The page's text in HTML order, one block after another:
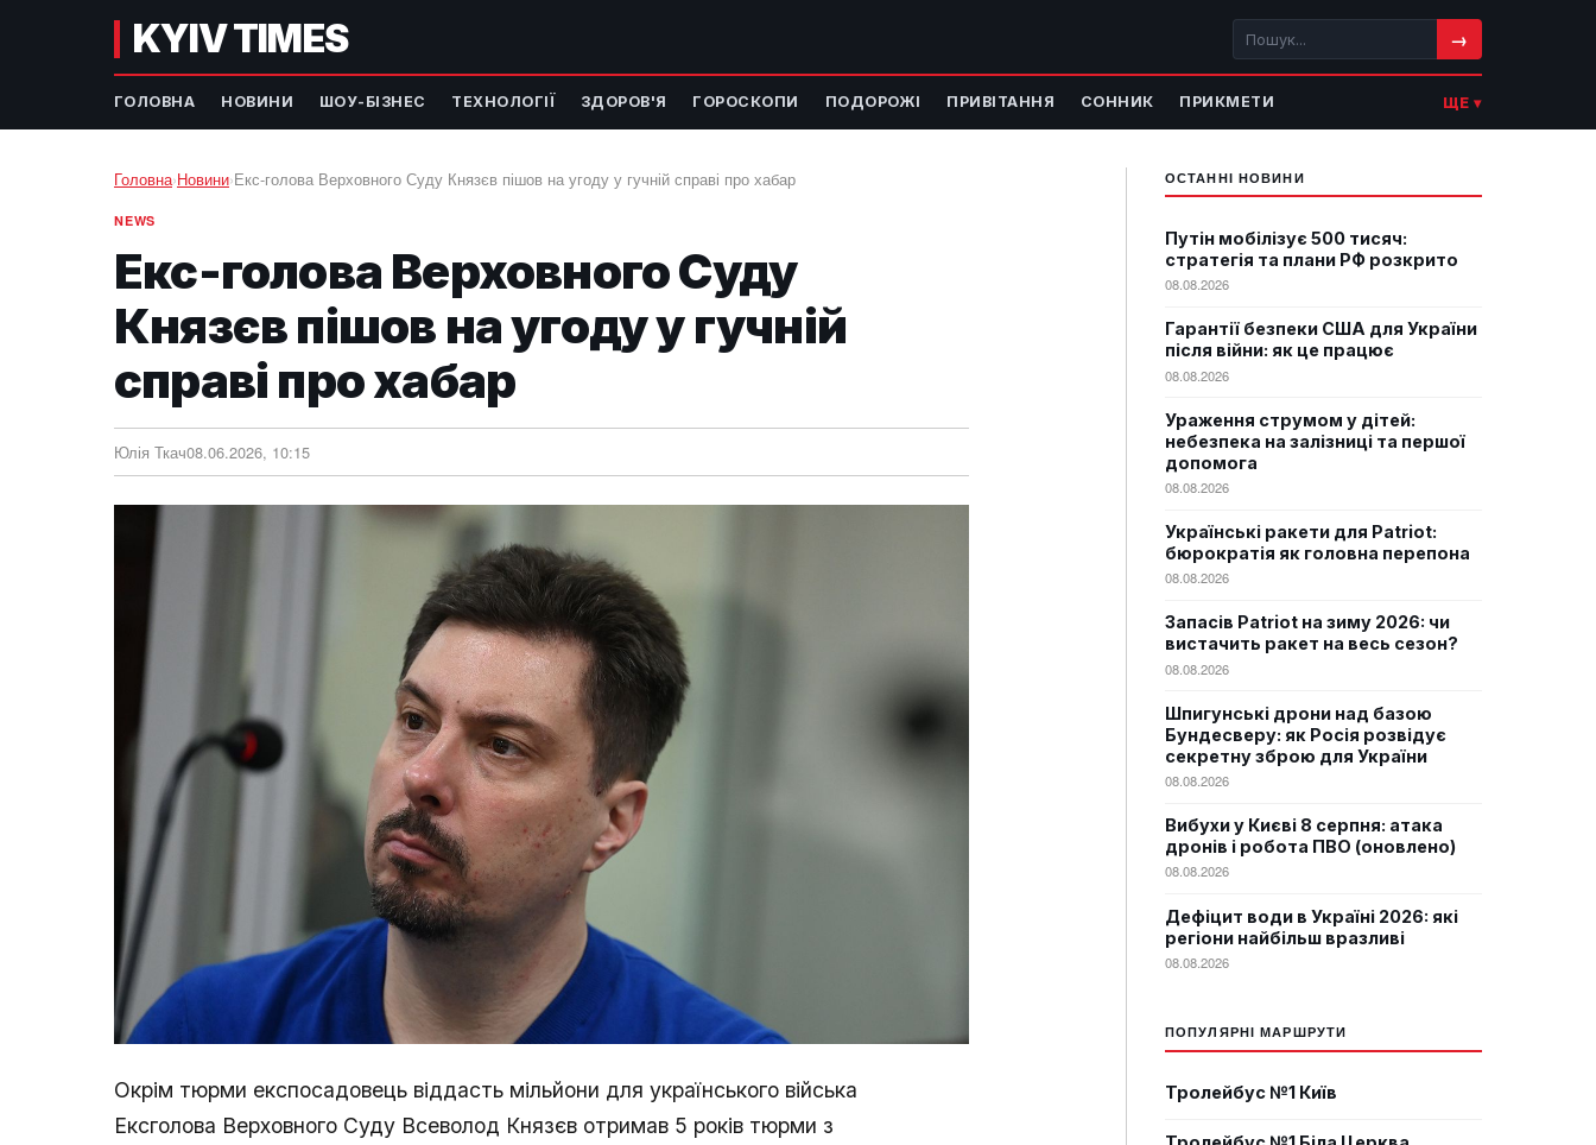
KYIV TIMES →
ГОЛОВНА НОВИНИ ШОУ-БІЗНЕС ТЕХНОЛОГІЇ ЗДОРОВ'Я ГОРОСКОПИ ПОДОРОЖІ ПРИВІТАННЯ СОННИК ПРИКМЕТИ ЩЕ ▾
Головна›Новини›Екс-голова Верховного Суду Князєв пішов на угоду у гучній справі про хабар
NEWS
Екс-голова Верховного Суду
Князєв пішов на угоду у гучній
справі про хабар
Юлія Ткач08.06.2026, 10:15
Окрім тюрми експосадовець віддасть мільйони для українського війська
Ексголова Верховного Суду Всеволод Князєв отримав 5 років тюрми з
ОСТАННІ НОВИНИ
Путін мобілізує 500 тисяч:
стратегія та плани РФ розкрито
08.08.2026
Гарантії безпеки США для України
після війни: як це працює
08.08.2026
Ураження струмом у дітей:
небезпека на залізниці та першої
допомога
08.08.2026
Українські ракети для Patriot:
бюрократія як головна перепона
08.08.2026
Запасів Patriot на зиму 2026: чи
вистачить ракет на весь сезон?
08.08.2026
Шпигунські дрони над базою
Бундесверу: як Росія розвідує
секретну зброю для України
08.08.2026
Вибухи у Києві 8 серпня: атака
дронів і робота ПВО (оновлено)
08.08.2026
Дефіцит води в Україні 2026: які
регіони найбільш вразливі
08.08.2026
ПОПУЛЯРНІ МАРШРУТИ
Тролейбус №1 Київ